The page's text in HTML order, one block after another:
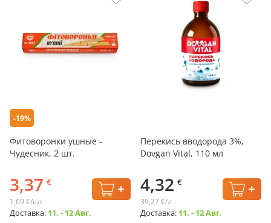
-19%
Фитоворонки ушные -
Чудесник, 2 шт.
3,37 €
1,69 €/шт
Доставка: 11. - 12 Авг.
Перекись вводорода 3%,
Dovgan Vital, 110 мл
4,32 €
39,27 €/л
Доставка: 11. - 12 Авг.